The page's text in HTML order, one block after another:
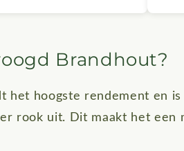
Brandhout?
het hoogste rendement en
rook uit. Dit maakt het een